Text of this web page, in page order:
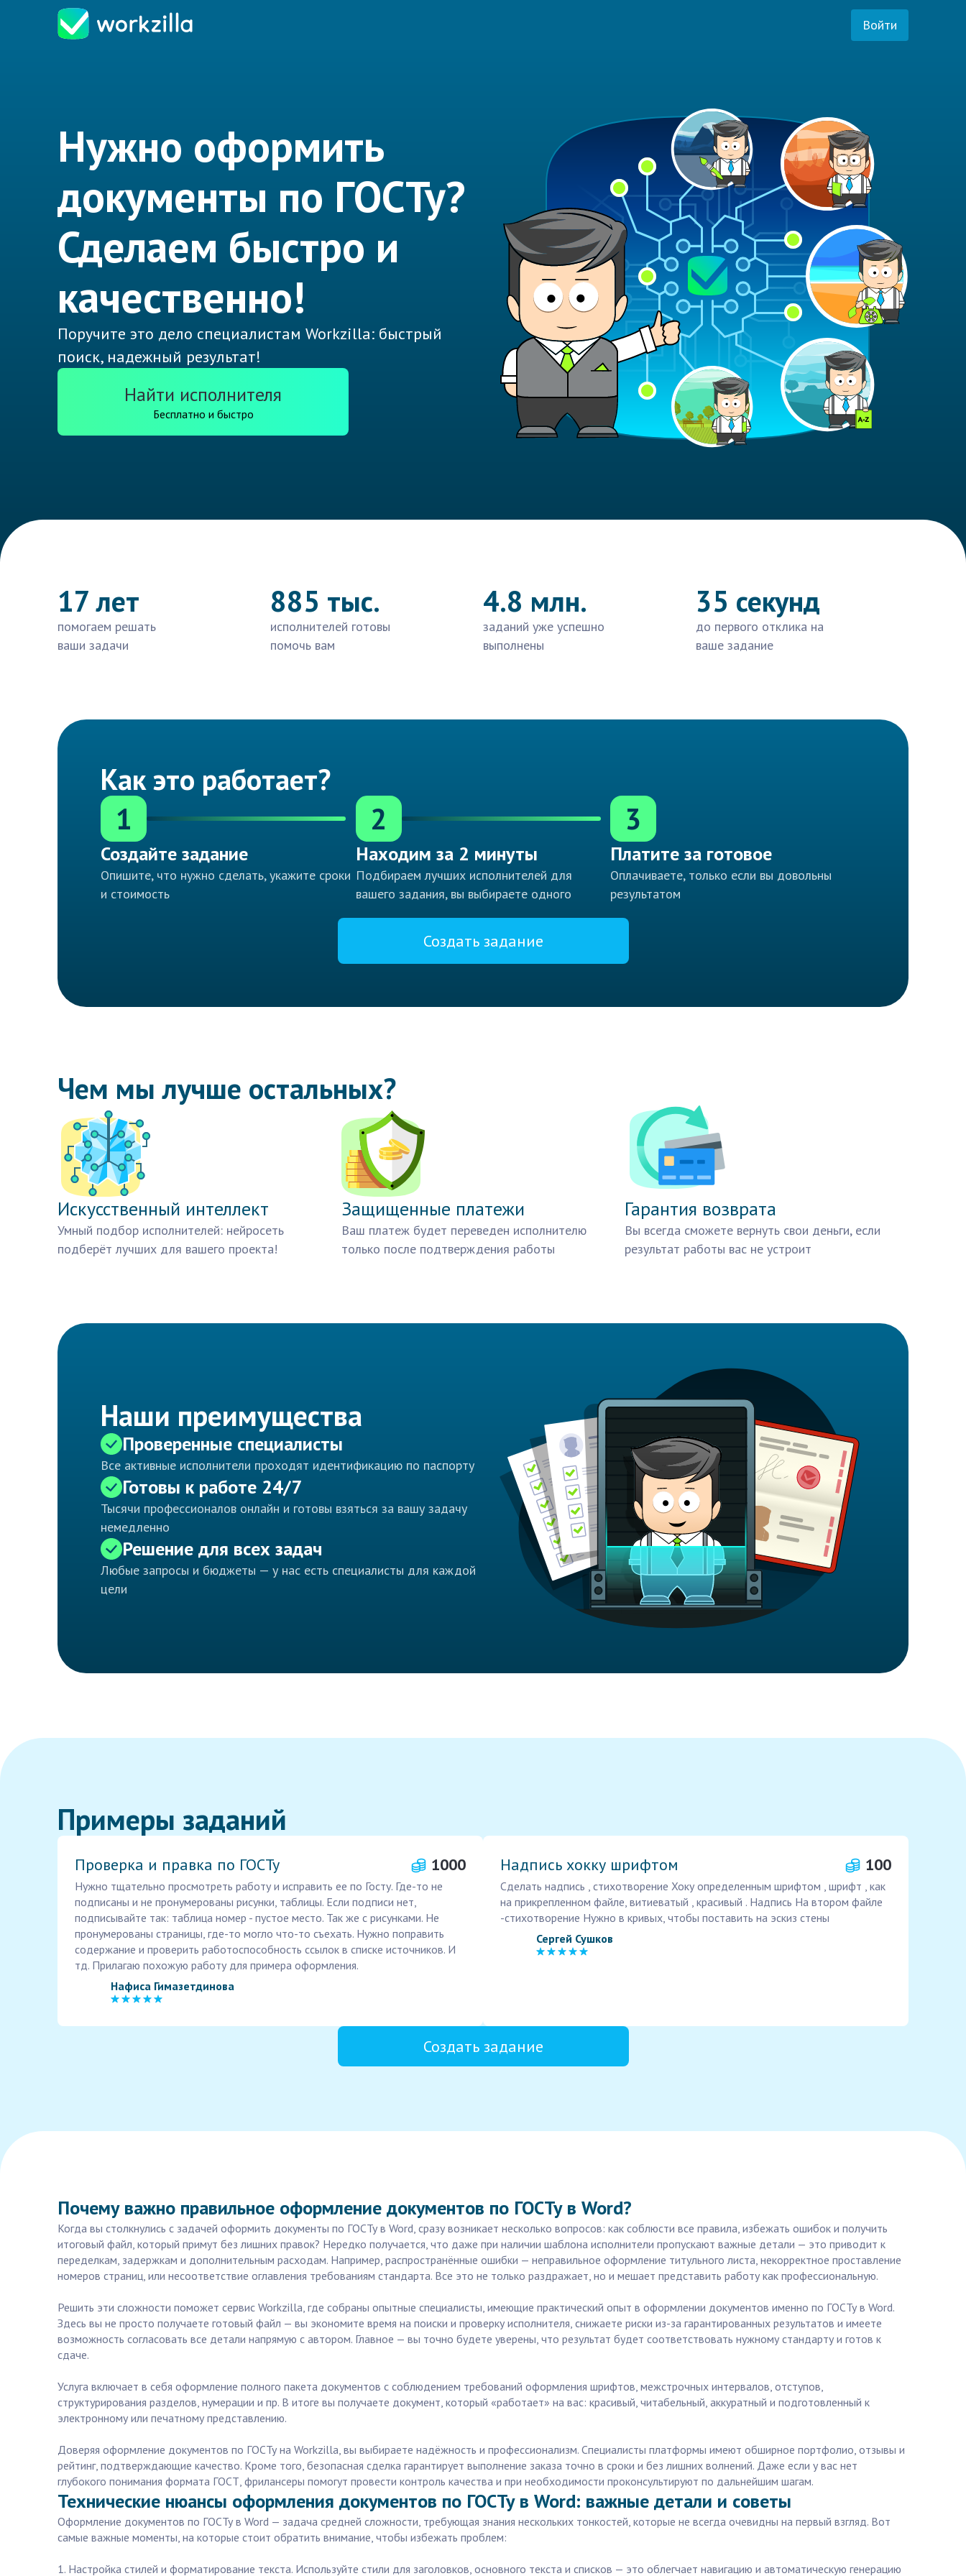
Войти
Нужно оформить
документы по ГОСТу?
Сделаем быстро и
качественно!
Поручите это дело специалистам Workzilla: быстрый
поиск, надежный результат!
Найти исполнителя
Бесплатно и быстро
17 лет
помогаем решать
ваши задачи
885 тыс.
исполнителей готовы
помочь вам
4.8 млн.
заданий уже успешно
выполнены
35 секунд
до первого отклика на
ваше задание
Как это работает?
1
Создайте задание
Опишите, что нужно сделать, укажите сроки
и стоимость
2
Находим за 2 минуты
Подбираем лучших исполнителей для
вашего задания, вы выбираете одного
3
Платите за готовое
Оплачиваете, только если вы довольны
результатом
Создать задание
Чем мы лучше остальных?
Искусственный интеллект
Умный подбор исполнителей: нейросеть
подберёт лучших для вашего проекта!
Защищенные платежи
Ваш платеж будет переведен исполнителю
только после подтверждения работы
Гарантия возврата
Вы всегда сможете вернуть свои деньги, если
результат работы вас не устроит
Наши преимущества
Проверенные специалисты
Все активные исполнители проходят идентификацию по паспорту
Готовы к работе 24/7
Тысячи профессионалов онлайн и готовы взяться за вашу задачу
немедленно
Решение для всех задач
Любые запросы и бюджеты — у нас есть специалисты для каждой
цели
Примеры заданий
Проверка и правка по ГОСТу 1000
Нужно тщательно просмотреть работу и исправить ее по Госту. Где-то не
подписаны и не пронумерованы рисунки, таблицы. Если подписи нет,
подписывайте так: таблица номер - пустое место. Так же с рисунками. Не
пронумерованы страницы, где-то могло что-то съехать. Нужно поправить
содержание и проверить работоспособность ссылок в списке источников. И
тд. Прилагаю похожую работу для примера оформления.
Нафиса Гимазетдинова
Надпись хокку шрифтом 100
Сделать надпись , стихотворение Хоку определенным шрифтом , шрифт , как
на прикрепленном файле, витиеватый , красивый . Надпись На втором файле
-стихотворение Нужно в кривых, чтобы поставить на эскиз стены
Сергей Сушков
Создать задание
Почему важно правильное оформление документов по ГОСТу в Word?
Когда вы столкнулись с задачей оформить документы по ГОСТу в Word, сразу возникает несколько вопросов: как соблюсти все правила, избежать ошибок и получить
итоговый файл, который примут без лишних правок? Нередко получается, что даже при наличии шаблона исполнители пропускают важные детали — это приводит к
переделкам, задержкам и дополнительным расходам. Например, распространённые ошибки — неправильное оформление титульного листа, некорректное проставление
номеров страниц, или несоответствие оглавления требованиям стандарта. Все это не только раздражает, но и мешает представить работу как профессиональную.
Решить эти сложности поможет сервис Workzilla, где собраны опытные специалисты, имеющие практический опыт в оформлении документов именно по ГОСТу в Word.
Здесь вы не просто получаете готовый файл — вы экономите время на поиски и проверку исполнителя, снижаете риски из-за гарантированных результатов и имеете
возможность согласовать все детали напрямую с автором. Главное — вы точно будете уверены, что результат будет соответствовать нужному стандарту и готов к
сдаче.
Услуга включает в себя оформление полного пакета документов с соблюдением требований оформления шрифтов, межстрочных интервалов, отступов,
структурирования разделов, нумерации и пр. В итоге вы получаете документ, который «работает» на вас: красивый, читабельный, аккуратный и подготовленный к
электронному или печатному представлению.
Доверяя оформление документов по ГОСТу на Workzilla, вы выбираете надёжность и профессионализм. Специалисты платформы имеют обширное портфолио, отзывы и
рейтинг, подтверждающие качество. Кроме того, безопасная сделка гарантирует выполнение заказа точно в сроки и без лишних волнений. Даже если у вас нет
глубокого понимания формата ГОСТ, фрилансеры помогут провести контроль качества и при необходимости проконсультируют по дальнейшим шагам.
Технические нюансы оформления документов по ГОСТу в Word: важные детали и советы
Оформление документов по ГОСТу в Word — задача средней сложности, требующая знания нескольких тонкостей, которые не всегда очевидны на первый взгляд. Вот
самые важные моменты, на которые стоит обратить внимание, чтобы избежать проблем:
1. Настройка стилей и форматирование текста. Используйте стили для заголовков, основного текста и списков — это облегчает навигацию и автоматическую генерацию